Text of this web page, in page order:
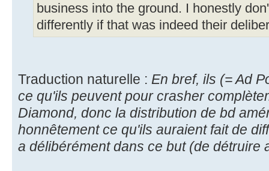
business into the ground. I honestly
differently if that was indeed their
Traduction naturelle : En bref, ils (= Ad
ce qu'ils peuvent pour crasher
Diamond, donc la distribution de bd
honnêtement ce qu'ils auraient fait de
a délibérément dans ce but (de détruire